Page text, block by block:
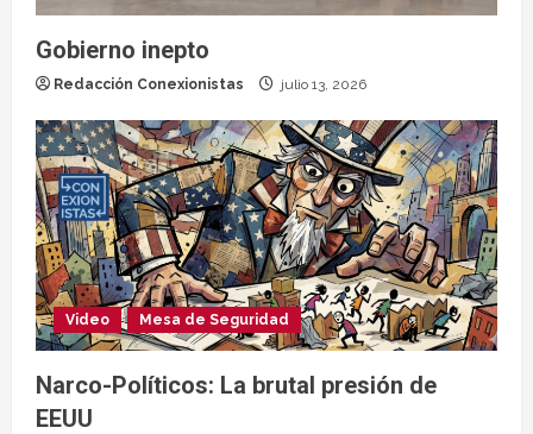
Gobierno inepto
Redacción Conexionistas julio 13, 2026
Video Mesa de Seguridad
Narco-Políticos: La brutal presión de
EEUU